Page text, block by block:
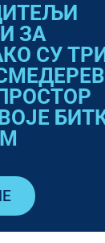
ЗА
СУ